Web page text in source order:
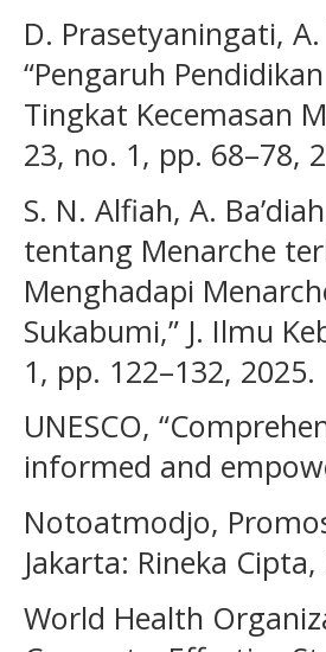
D. Prasetyaningati,
“Pengaruh
Tingkat Kecemasan
23, no. 1, pp. 68–78,
S. N. Alfiah, A.
tentang Menarche
Menghadapi
Sukabumi,” J. Ilmu
1, pp. 122–132, 2025.
UNESCO,
informed and
Notoatmodjo,
Jakarta: Rineka Cipta,
World Health